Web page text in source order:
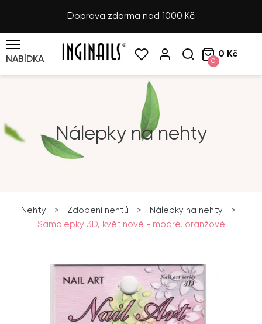
Doprava zdarma nad 1000 Kč
NABÍDKA 0
0 Kč
Nálepky na nehty
Nehty > Zdobení nehtů > Nálepky na nehty
>
Samolepky 3D, květinové - modré, oranžové